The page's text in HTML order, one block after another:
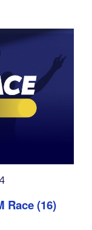
Race (16)